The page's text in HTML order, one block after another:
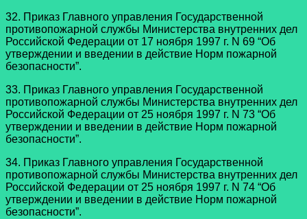
32. Приказ Главного управления Государственной
противопожарной службы Министерства внутренних дел
Российской Федерации от 17 ноября 1997 г. N 69 “Об
утверждении и введении в действие Норм пожарной
безопасности”.
33. Приказ Главного управления Государственной
противопожарной службы Министерства внутренних дел
Российской Федерации от 25 ноября 1997 г. N 73 “Об
утверждении и введении в действие Норм пожарной
безопасности”.
34. Приказ Главного управления Государственной
противопожарной службы Министерства внутренних дел
Российской Федерации от 25 ноября 1997 г. N 74 “Об
утверждении и введении в действие Норм пожарной
безопасности”.